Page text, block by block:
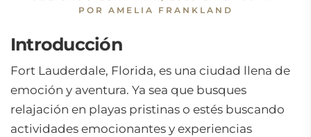
POR AMELIA FRANKLAND
Introducción
Fort Lauderdale, Florida, es una ciudad llena de
emoción y aventura. Ya sea que busques
relajación en playas pristinas o estés buscando
actividades emocionantes y experiencias